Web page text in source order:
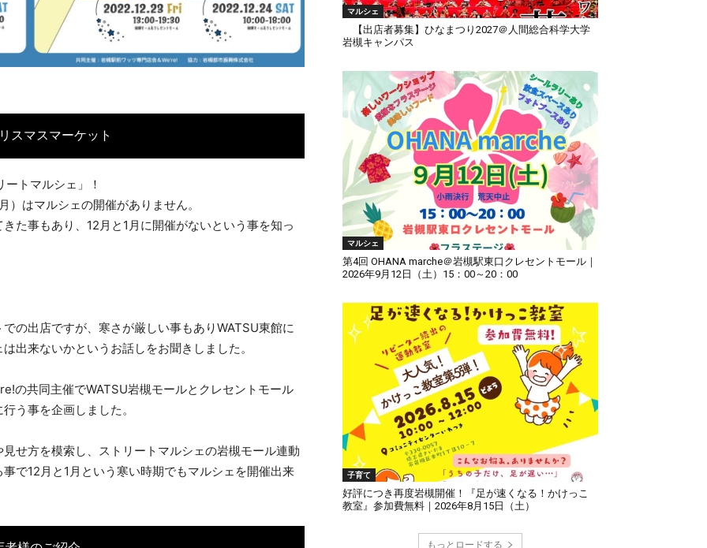
スマスマーケット
トマルシェ」！
はマルシェの開催がありません。
た事もあり、12月と1月に開催がないという事を知っ
の出店ですが、寒さが厳しい事もありWATSU東館に
出来ないかというお話しをお聞きしました。
の共同主催でWATSU岩槻モールとクレセントモール
う事を企画しました。
せ方を模索し、ストリートマルシェの岩槻モール連動
で12月と1月という寒い時期でもマルシェを開催出来
マルシェ
【出店者募集】ひなまつり2027＠人間総合科学大学
岩槻キャンパス
マルシェ
第4回 OHANA marche＠岩槻駅東口クレセントモール｜
2026年9月12日（土）15：00～20：00
子育て
好評につき再度岩槻開催！『足が速くなる！かけっこ
教室』参加費無料｜2026年8月15日（土）
もっとロードする